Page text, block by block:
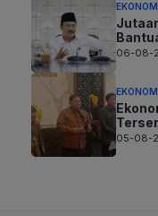
EKONOMI
06-08-
05-08-